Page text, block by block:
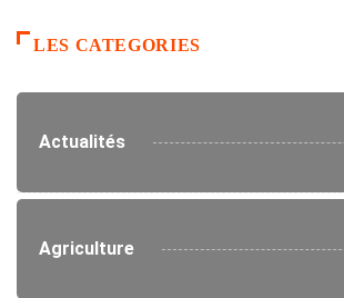
LES CATEGORIES
Actualités
Agriculture